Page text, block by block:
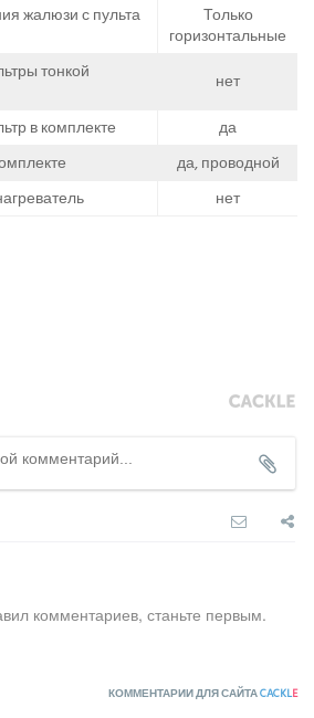
жалюзи с пульта
Только
горизонтальные
тонкой
нет
в комплекте
да
да, проводной
нет
комментариев, станьте первым.
КОММЕНТАРИИ ДЛЯ САЙТАCACKLE